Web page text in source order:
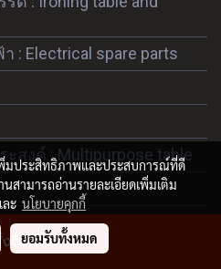
ซื้อสินค้า
ด : Ironing table and
: Electrical spare parts
ะสงค์ : Multipurpose table
พิ่มประสิทธิภาพและประสบการณ์ที่ดี
สามารถอ่านรายละเอียดเพิ่มเติม
ละ นโยบายคุกกี้
ยอมรับทั้งหมด